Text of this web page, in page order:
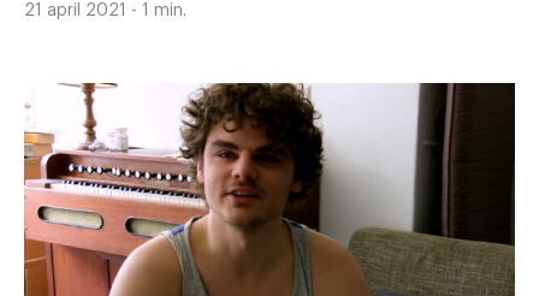
21 april 2021 - 1 min.